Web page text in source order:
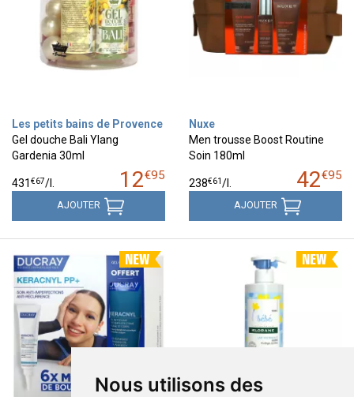
Nous utilisons des
Les petits bains de Provence
Gel douche Bali Ylang
Gardenia 30ml
12€95
431 €67/l.
AJOUTER
Nuxe
Men trousse Boost Routine
Soin 180ml
42€95
238€61/l.
AJOUTER